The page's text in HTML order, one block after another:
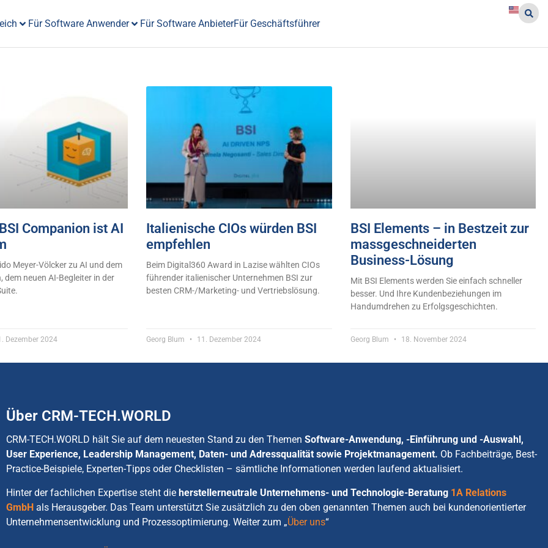
Für Software Anwender Für Software AnbieterFür Geschäftsführer
Companion ist AI
Meyer-Völcker zu AI und dem
dem neuen AI-Begleiter in der
Dezember 2024
Italienische CIOs würden BSI
empfehlen
Beim Digital360 Award in Lazise wählten CIOs
führender italienischer Unternehmen BSI zur
besten CRM-/Marketing- und Vertriebslösung.
Georg Blum 11. Dezember 2024
BSI Elements – in Bestzeit zur
massgeschneiderten
Business-Lösung
Mit BSI Elements werden Sie einfach schneller
besser. Und Ihre Kundenbeziehungen im
Handumdrehen zu Erfolgsgeschichten.
Georg Blum 18. November 2024
Über CRM-TECH.WORLD
CRM-TECH.WORLD hält Sie auf dem neuesten Stand zu den Themen Software-Anwendung, -Einführung und -Auswahl,
User Experience, Leadership Management, Daten- und Adressqualität sowie Projektmanagement. Ob Fachbeiträge, Best-
Practice-Beispiele, Experten-Tipps oder Checklisten – sämtliche Informationen werden laufend aktualisiert.
Hinter der fachlichen Expertise steht die herstellerneutrale Unternehmens- und Technologie-Beratung 1A Relations
GmbHals Herausgeber. Das Team unterstützt Sie zusätzlich zu den oben genannten Themen auch bei kundenorientierter
Unternehmensentwicklung und Prozessoptimierung. Weiter zum „Über uns“